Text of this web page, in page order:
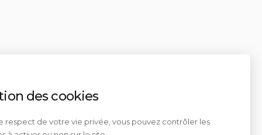
des cookies
respect de votre vie privée, vous pouvez contrôler les